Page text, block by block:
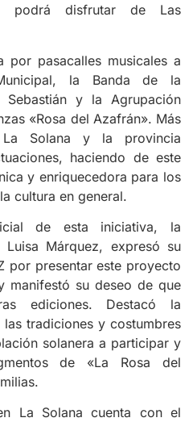
podrá disfrutar de Las
por pasacalles musicales a
la Banda de la
Sebastián y la Agrupación
«Rosa del Azafrán». Más
Solana y la provincia
haciendo de este
y enriquecedora para los
cultura en general.
de esta iniciativa, la
Márquez, expresó su
por presentar este proyecto
manifestó su deseo de que
ediciones. Destacó la
tradiciones y costumbres
solanera a participar y
de «La Rosa del
La Solana cuenta con el